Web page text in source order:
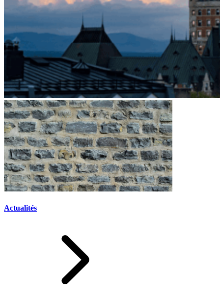
Actualités